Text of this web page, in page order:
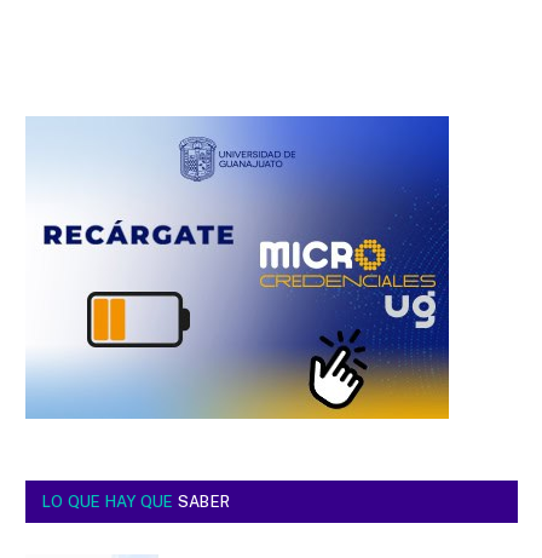
LO QUE HAY QUE SABER